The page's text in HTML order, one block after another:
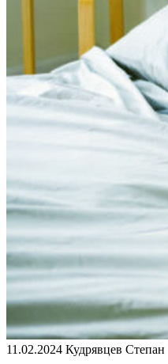
11.02.2024 Кудрявцев Степан